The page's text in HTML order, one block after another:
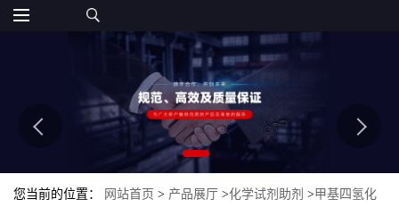
您当前的位置： 网站首页 > 产品展厅 >化学试剂助剂 >甲基四氢化